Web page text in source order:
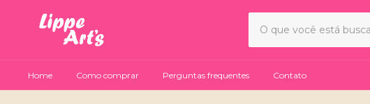
Home Como comprar Perguntas frequentes Contato